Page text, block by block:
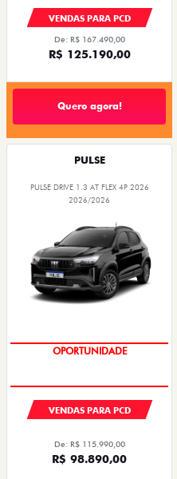
VENDAS PARA PCD
De: R$ 167.490,00
R$ 125.190,00
Quero agora!
PULSE
PULSE DRIVE 1.3 AT FLEX 4P 2026
2026/2026
OPORTUNIDADE
VENDAS PARA PCD
De: R$ 115.990,00
R$ 98.890,00